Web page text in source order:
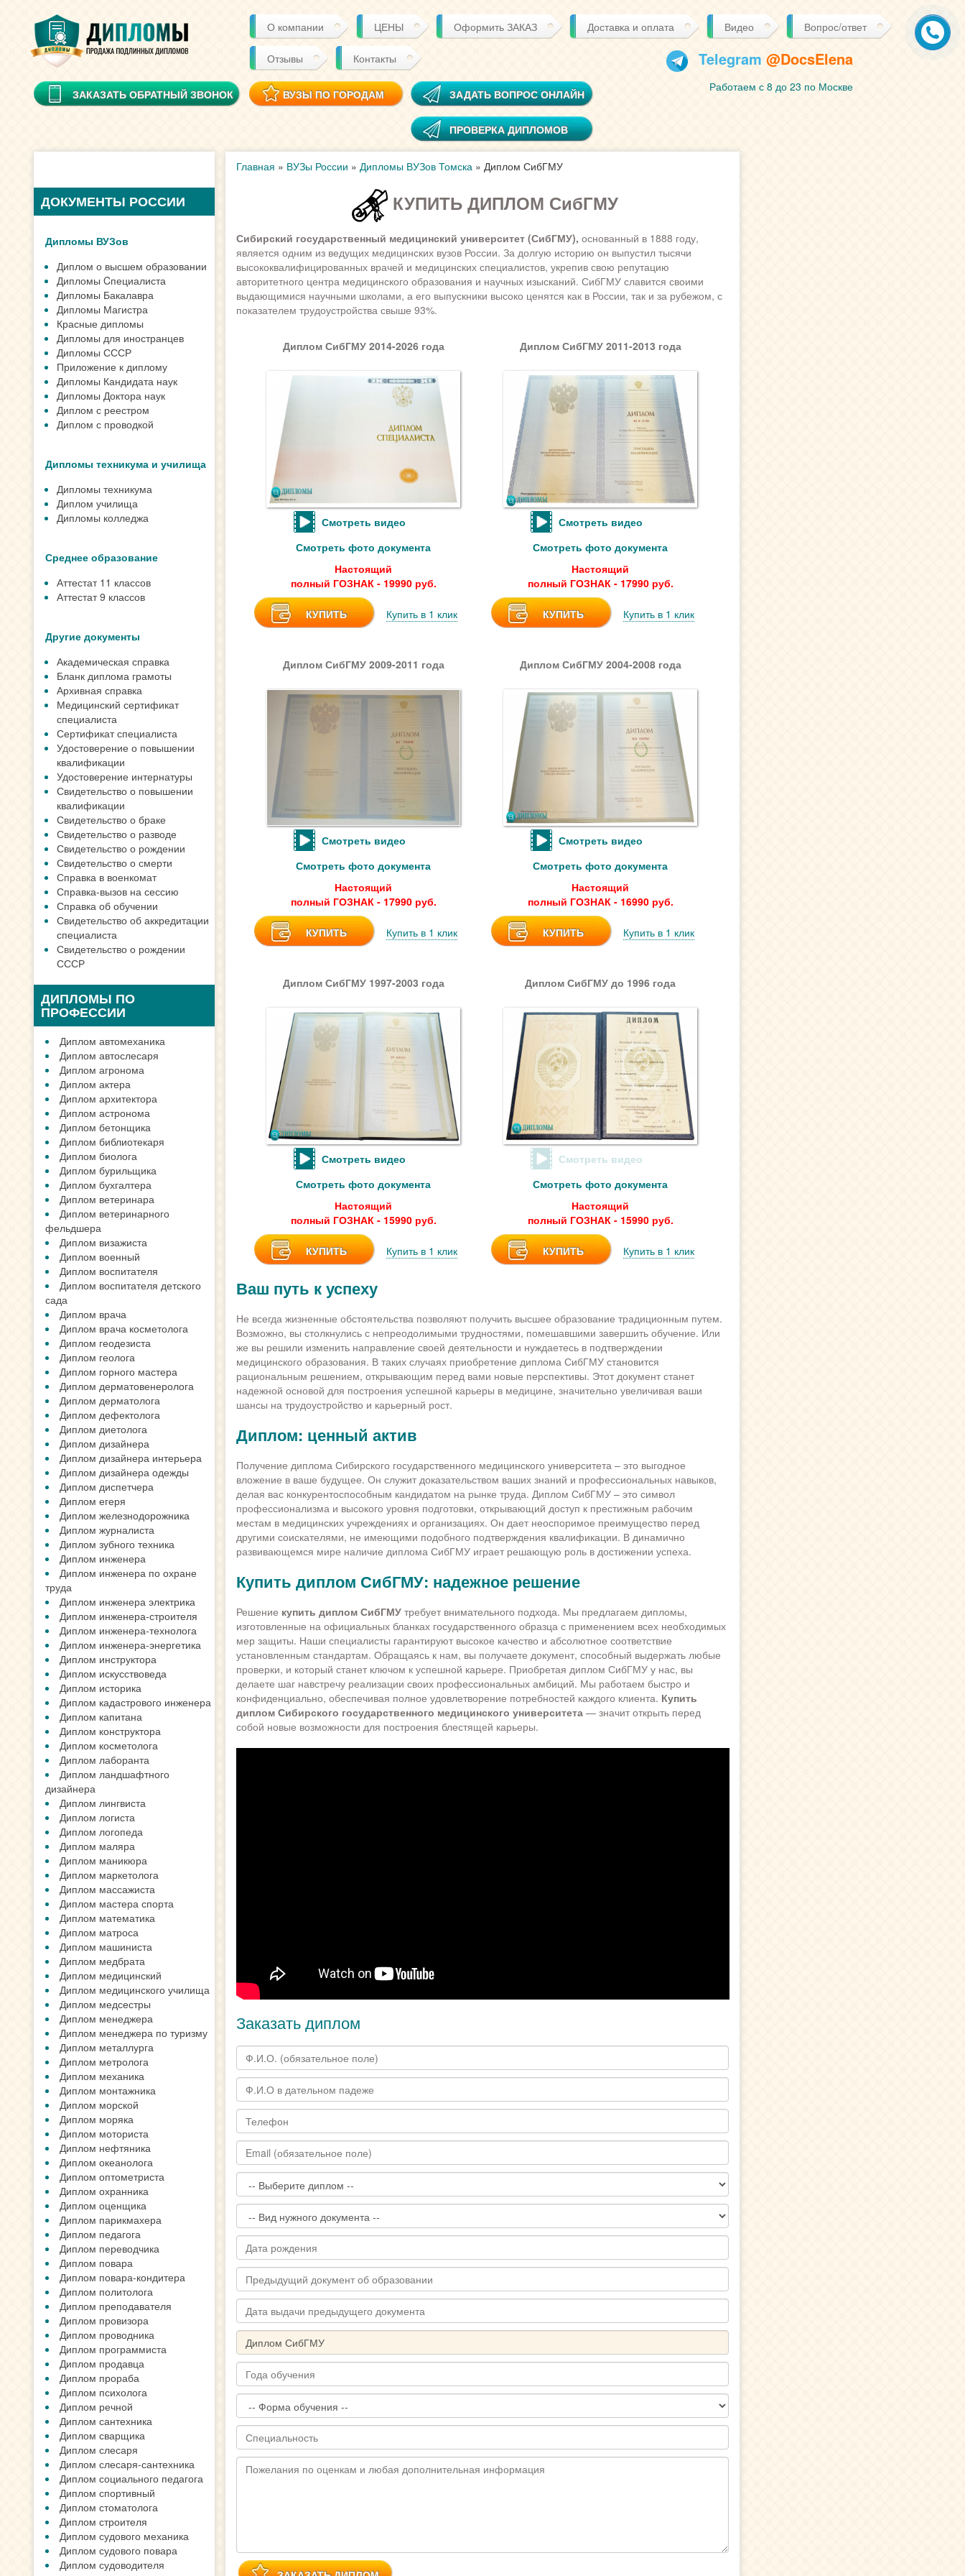
О компании ЦЕНЫ Оформить ЗАКАЗ Доставка и оплата Видео Вопрос/ответ
Отзывы Контакты
ЗАКАЗАТЬ ОБРАТНЫЙ ЗВОНОК ВУЗЫ ПО ГОРОДАМ ЗАДАТЬ ВОПРОС ОНЛАЙН
ПРОВЕРКА ДИПЛОМОВ
Telegram @DocsElena
Работаем с 8 до 23 по Москве
ДОКУМЕНТЫ РОССИИ
Дипломы ВУЗов
Диплом о высшем образовании
Дипломы Cпециалиста
Дипломы Бакалавра
Дипломы Магистра
Красные дипломы
Дипломы для иностранцев
Дипломы СССР
Приложение к диплому
Дипломы Кандидата наук
Дипломы Доктора наук
Диплом с реестром
Диплом с проводкой
Дипломы техникума и училища
Дипломы техникума
Диплом училища
Дипломы колледжа
Среднее образование
Аттестат 11 классов
Аттестат 9 классов
Другие документы
Академическая справка
Бланк диплома грамоты
Архивная справка
Медицинский сертификат
специалиста
Сертификат специалиста
Удостоверение о повышении
квалификации
Удостоверение интернатуры
Свидетельство о повышении
квалификации
Свидетельство о браке
Свидетельство о разводе
Свидетельство о рождении
Свидетельство о смерти
Справка в военкомат
Справка-вызов на сессию
Справка об обучении
Свидетельство об аккредитации
специалиста
Свидетельство о рождении
СССР
ДИПЛОМЫ ПО
ПРОФЕССИИ
Диплом автомеханика
Диплом автослесаря
Диплом агронома
Диплом актера
Диплом архитектора
Диплом астронома
Диплом бетонщика
Диплом библиотекаря
Диплом биолога
Диплом бурильщика
Диплом бухгалтера
Диплом ветеринара
Диплом ветеринарного
фельдшера
Диплом визажиста
Диплом военный
Диплом воспитателя
Диплом воспитателя детского
сада
Диплом врача
Диплом врача косметолога
Диплом геодезиста
Диплом геолога
Диплом горного мастера
Диплом дерматовенеролога
Диплом дерматолога
Диплом дефектолога
Диплом диетолога
Диплом дизайнера
Диплом дизайнера интерьера
Диплом дизайнера одежды
Диплом диспетчера
Диплом егеря
Диплом железнодорожника
Диплом журналиста
Диплом зубного техника
Диплом инженера
Диплом инженера по охране
труда
Диплом инженера электрика
Диплом инженера-строителя
Диплом инженера-технолога
Диплом инженера-энергетика
Диплом инструктора
Диплом искусствоведа
Диплом историка
Диплом кадастрового инженера
Диплом капитана
Диплом конструктора
Диплом косметолога
Диплом лаборанта
Диплом ландшафтного
дизайнера
Диплом лингвиста
Диплом логиста
Диплом логопеда
Диплом маляра
Диплом маникюра
Диплом маркетолога
Диплом массажиста
Диплом мастера спорта
Диплом математика
Диплом матроса
Диплом машиниста
Диплом медбрата
Диплом медицинский
Диплом медицинского училища
Диплом медсестры
Диплом менеджера
Диплом менеджера по туризму
Диплом металлурга
Диплом метролога
Диплом механика
Диплом монтажника
Диплом морской
Диплом моряка
Диплом моториста
Диплом нефтяника
Диплом океанолога
Диплом оптометриста
Диплом охранника
Диплом оценщика
Диплом парикмахера
Диплом педагога
Диплом переводчика
Диплом повара
Диплом повара-кондитера
Диплом политолога
Диплом преподавателя
Диплом провизора
Диплом проводника
Диплом программиста
Диплом продавца
Диплом прораба
Диплом психолога
Диплом речной
Диплом сантехника
Диплом сварщика
Диплом слесаря
Диплом слесаря-сантехника
Диплом социального педагога
Диплом спортивный
Диплом стоматолога
Диплом строителя
Диплом судового механика
Диплом судового повара
Диплом судоводителя
Главная » ВУЗы России » Дипломы ВУЗов Томска» Диплом СибГМУ
КУПИТЬ ДИПЛОМ СибГМУ
Сибирский государственный медицинский университет (СибГМУ), основанный в 1888 году,
является одним из ведущих медицинских вузов России. За долгую историю он выпустил тысячи
высококвалифицированных врачей и медицинских специалистов, укрепив свою репутацию
авторитетного центра медицинского образования и научных изысканий. СибГМУ славится своими
выдающимися научными школами, а его выпускники высоко ценятся как в России, так и за рубежом, с
показателем трудоустройства свыше 93%.
Диплом СибГМУ 2014-2026 года
Смотреть видео
Смотреть фото документа
Настоящий
полный ГОЗНАК - 19990 руб.
КУПИТЬ Купить в 1 клик
Диплом СибГМУ 2011-2013 года
Смотреть видео
Смотреть фото документа
Настоящий
полный ГОЗНАК - 17990 руб.
КУПИТЬ Купить в 1 клик
Диплом СибГМУ 2009-2011 года
Смотреть видео
Смотреть фото документа
Настоящий
полный ГОЗНАК - 17990 руб.
КУПИТЬ Купить в 1 клик
Диплом СибГМУ 2004-2008 года
Смотреть видео
Смотреть фото документа
Настоящий
полный ГОЗНАК - 16990 руб.
КУПИТЬ Купить в 1 клик
Диплом СибГМУ 1997-2003 года
Смотреть видео
Смотреть фото документа
Настоящий
полный ГОЗНАК - 15990 руб.
КУПИТЬ Купить в 1 клик
Диплом СибГМУ до 1996 года
Смотреть видео
Смотреть фото документа
Настоящий
полный ГОЗНАК - 15990 руб.
КУПИТЬ Купить в 1 клик
Ваш путь к успеху
Не всегда жизненные обстоятельства позволяют получить высшее образование традиционным путем.
Возможно, вы столкнулись с непреодолимыми трудностями, помешавшими завершить обучение. Или
же вы решили изменить направление своей деятельности и нуждаетесь в подтверждении
медицинского образования. В таких случаях приобретение диплома СибГМУ становится
рациональным решением, открывающим перед вами новые перспективы. Этот документ станет
надежной основой для построения успешной карьеры в медицине, значительно увеличивая ваши
шансы на трудоустройство и карьерный рост.
Диплом: ценный актив
Получение диплома Сибирского государственного медицинского университета – это выгодное
вложение в ваше будущее. Он служит доказательством ваших знаний и профессиональных навыков,
делая вас конкурентоспособным кандидатом на рынке труда. Диплом СибГМУ – это символ
профессионализма и высокого уровня подготовки, открывающий доступ к престижным рабочим
местам в медицинских учреждениях и организациях. Он дает неоспоримое преимущество перед
другими соискателями, не имеющими подобного подтверждения квалификации. В динамично
развивающемся мире наличие диплома СибГМУ играет решающую роль в достижении успеха.
Купить диплом СибГМУ: надежное решение
Решение купить диплом СибГМУтребует внимательного подхода. Мы предлагаем дипломы,
изготовленные на официальных бланках государственного образца с применением всех необходимых
мер защиты. Наши специалисты гарантируют высокое качество и абсолютное соответствие
установленным стандартам. Обращаясь к нам, вы получаете документ, способный выдержать любые
проверки, и который станет ключом к успешной карьере. Приобретая диплом СибГМУ у нас, вы
делаете шаг навстречу реализации своих профессиональных амбиций. Мы работаем быстро и
конфиденциально, обеспечивая полное удовлетворение потребностей каждого клиента. Купить
диплом Сибирского государственного медицинского университета— значит открыть перед
собой новые возможности для построения блестящей карьеры.
Заказать диплом